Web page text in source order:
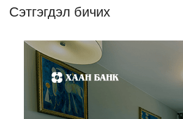
Сэтгэгдэл бичих